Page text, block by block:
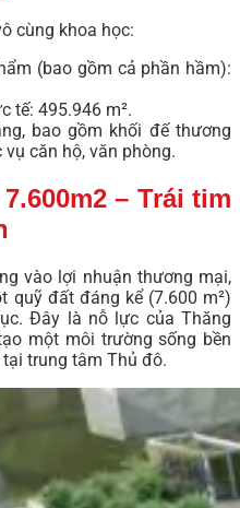
cùng khoa học:
(bao gồm cả phần hầm):
tế: 495.946 m².
bao gồm khối đế thương
căn hộ, văn phòng.
– Trái tim
vào lợi nhuận thương mại,
quỹ đất đáng kể (7.600 m²)
Đây là nỗ lực của Thăng
một môi trường sống bền
trung tâm Thủ đô.